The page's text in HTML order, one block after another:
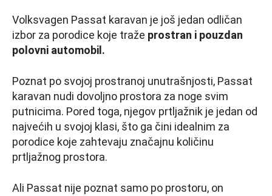
Volksvagen Passat karavan je još jedan odličan
izbor za porodice koje traže prostran i pouzdan
polovni automobil.
Poznat po svojoj prostranoj unutrašnjosti, Passat
karavan nudi dovoljno prostora za noge svim
putnicima. Pored toga, njegov prtljažnik je jedan od
najvećih u svojoj klasi, što ga čini idealnim za
porodice koje zahtevaju značajnu količinu
prtljažnog prostora.
Ali Passat nije poznat samo po prostoru, on